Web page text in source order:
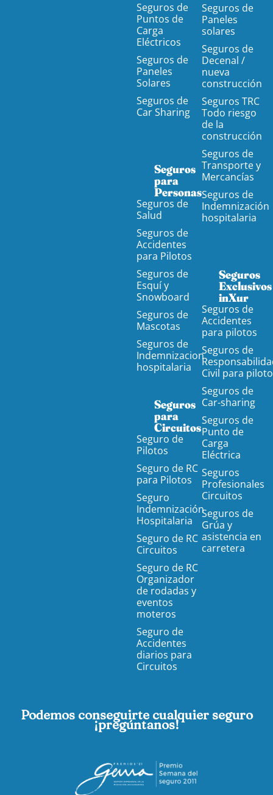
Seguros de
Puntos de
Carga
Eléctricos
Seguros de
Paneles
Solares
Seguros de
Car Sharing
Seguros
para
Personas
Seguros de
Salud
Seguros de
Accidentes
para Pilotos
Seguros de
Esquí y
Snowboard
Seguros de
Mascotas
Seguros de
Indemnizacion
hospitalaria
Seguros
para
Circuitos
Seguro de
Pilotos
Seguro de RC
para Pilotos
Seguro
Indemnización
Hospitalaria
Seguro de RC
Circuitos
Seguro de RC
Organizador
de rodadas y
eventos
moteros
Seguro de
Accidentes
diarios para
Circuitos
Seguros de
Paneles
solares
Seguros de
Decenal /
nueva
construcción
Seguros TRC
Todo riesgo
de la
construcción
Seguros de
Transporte y
Mercancías
Seguros de
Indemnización
hospitalaria
Seguros
Exclusivos
inXur
Seguros de
Accidentes
para pilotos
Seguros de
Civil para
Seguros de
Car-sharing
Seguros de
Punto de
Carga
Eléctrica
Seguros
Profesionales
Circuitos
Seguros de
Grúa y
asistencia en
carretera
Podemos conseguirte cualquier seguro
¡pregúntanos!